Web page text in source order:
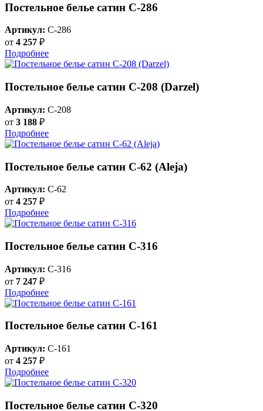
Постельное белье сатин С-286
Артикул: C-286
от 4 257 ₽
Подробнее
Постельное белье сатин С-208 (Darzel)
Артикул: C-208
от 3 188 ₽
Подробнее
Постельное белье сатин C-62 (Aleja)
Артикул: C-62
от 4 257 ₽
Подробнее
Постельное белье сатин С-316
Артикул: C-316
от 7 247 ₽
Подробнее
Постельное белье сатин С-161
Артикул: C-161
от 4 257 ₽
Подробнее
Постельное белье сатин С-320